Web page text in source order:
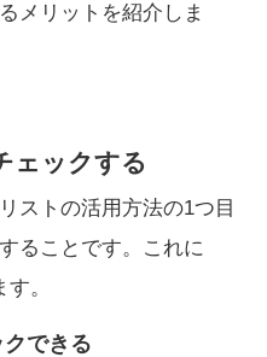
メリットを紹介しま
ェックする
ストの活用方法の1つ目
ることです。これに
。
できる